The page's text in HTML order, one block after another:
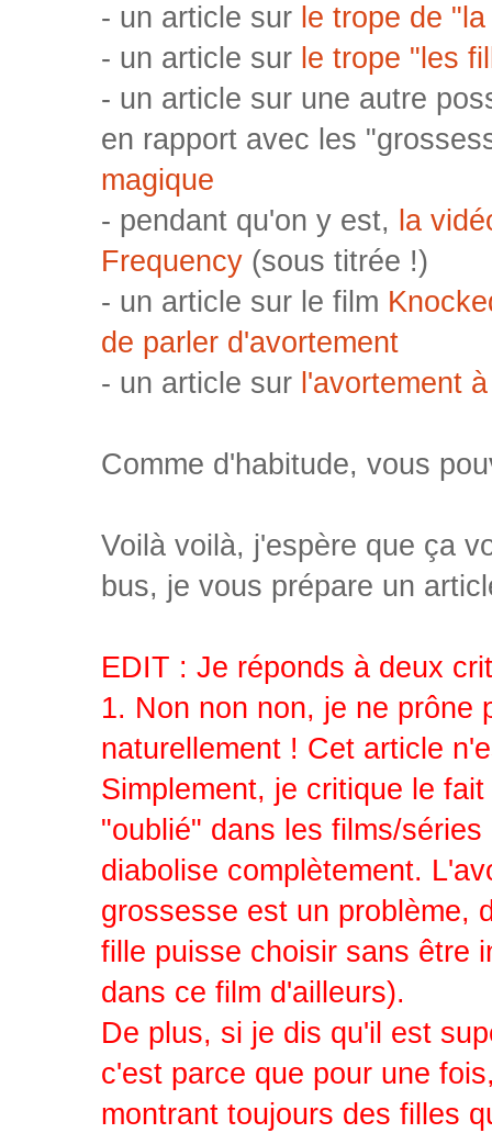
- un article sur le trope de
- un article sur le trope "les
- un article sur une autre
en rapport avec les
magique
- pendant qu'on y est, la
Frequency (sous titrée !)
- un article sur le film
de parler d'avortement
- un article sur l'avortement
Comme d'habitude, vous
Voilà voilà, j'espère que ça
bus, je vous prépare un
EDIT : Je réponds à deux
1. Non non non, je ne prône
naturellement ! Cet article
Simplement, je critique le
"oublié" dans les films/
diabolise complètement.
grossesse est un problème,
fille puisse choisir sans être
dans ce film d'ailleurs).
De plus, si je dis qu'il est
c'est parce que pour une
montrant toujours des filles